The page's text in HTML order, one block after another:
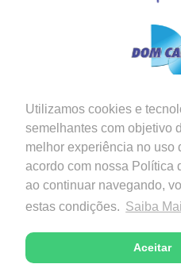
Utilizamos cookies e
semelhantes com objetivo
melhor experiência no uso
acordo com nossa Política
ao continuar navegando,
estas condições. Saiba
Aceitar
Siga-nos em
Copyright © 2026 -